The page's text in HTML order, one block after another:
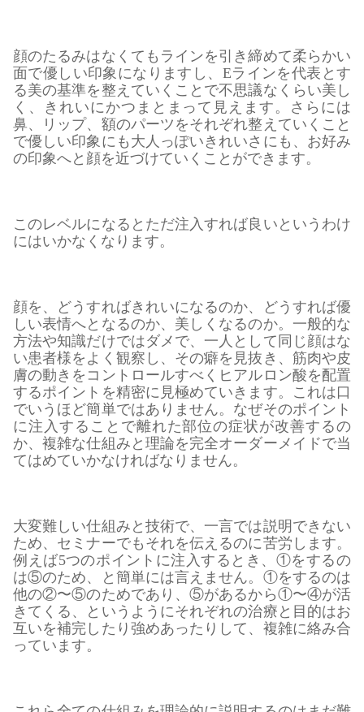
顔のたるみはなくてもラインを引き締めて柔らかい
面で優しい印象になりますし、Eラインを代表とす
る美の基準を整えていくことで不思議なくらい美し
く、きれいにかつまとまって見えます。さらには
鼻、リップ、額のパーツをそれぞれ整えていくこと
で優しい印象にも大人っぽいきれいさにも、お好み
の印象へと顔を近づけていくことができます。
このレベルになるとただ注入すれば良いというわけ
にはいかなくなります。
顔を、どうすればきれいになるのか、どうすれば優
しい表情へとなるのか、美しくなるのか。一般的な
方法や知識だけではダメで、一人として同じ顔はな
い患者様をよく観察し、その癖を見抜き、筋肉や皮
膚の動きをコントロールすべくヒアルロン酸を配置
するポイントを精密に見極めていきます。これは口
でいうほど簡単ではありません。なぜそのポイント
に注入することで離れた部位の症状が改善するの
か、複雑な仕組みと理論を完全オーダーメイドで当
てはめていかなければなりません。
大変難しい仕組みと技術で、一言では説明できない
ため、セミナーでもそれを伝えるのに苦労します。
例えば5つのポイントに注入するとき、①をするの
は⑤のため、と簡単には言えません。①をするのは
他の②〜⑤のためであり、⑤があるから①〜④が活
きてくる、というようにそれぞれの治療と目的はお
互いを補完したり強めあったりして、複雑に絡み合
っています。